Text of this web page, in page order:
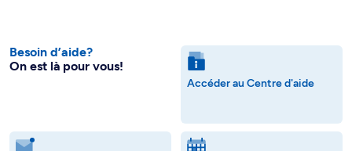
Besoin d’aide?
On est là pour vous!
Accéder au Centre d'aide